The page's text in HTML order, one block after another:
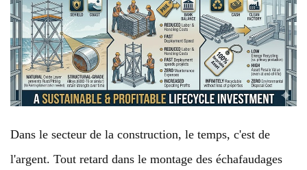
Dans le secteur de la construction, le temps, c'est de
l'argent. Tout retard dans le montage des échafaudages